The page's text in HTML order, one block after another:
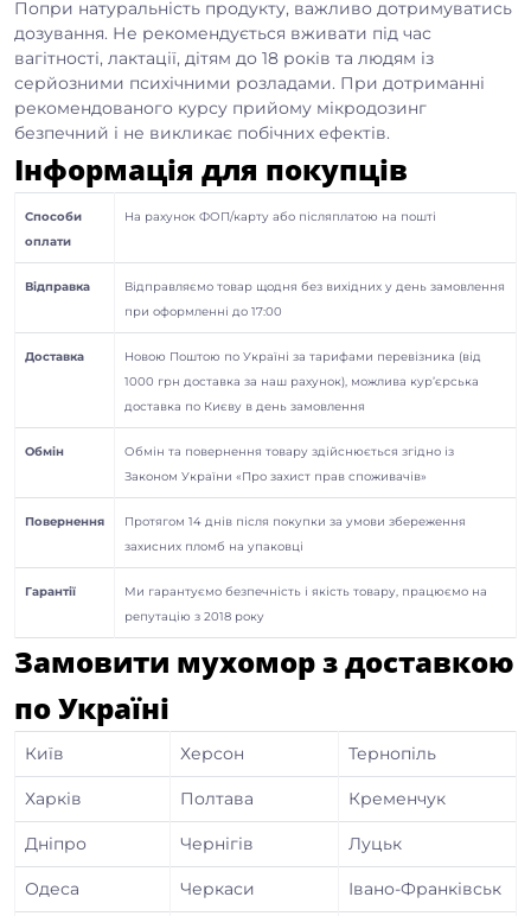
Попри натуральність продукту, важливо дотримуватись
дозування. Не рекомендується вживати під час
вагітності, лактації, дітям до 18 років та людям із
серйозними психічними розладами. При дотриманні
рекомендованого курсу прийому мікродозинг
безпечний і не викликає побічних ефектів.
Інформація для покупців
Способи
оплати
На рахунок ФОП/карту або післяплатою на пошті
Відправка
Відправляємо товар щодня без вихідних у день замовлення
при оформленні до 17:00
Доставка
Новою Поштою по Україні за тарифами перевізника (від
1000 грн доставка за наш рахунок), можлива кур’єрська
доставка по Києву в день замовлення
Обмін
Обмін та повернення товару здійснюється згідно із
Законом України «Про захист прав споживачів»
Повернення
Протягом 14 днів після покупки за умови збереження
захисних пломб на упаковці
Гарантії
Ми гарантуємо безпечність і якість товару, працюємо на
репутацію з 2018 року
Замовити мухомор з доставкою
по Україні
Київ Херсон Тернопіль
Харків Полтава Кременчук
Дніпро Чернігів Луцьк
Одеса Черкаси Івано-Франківськ